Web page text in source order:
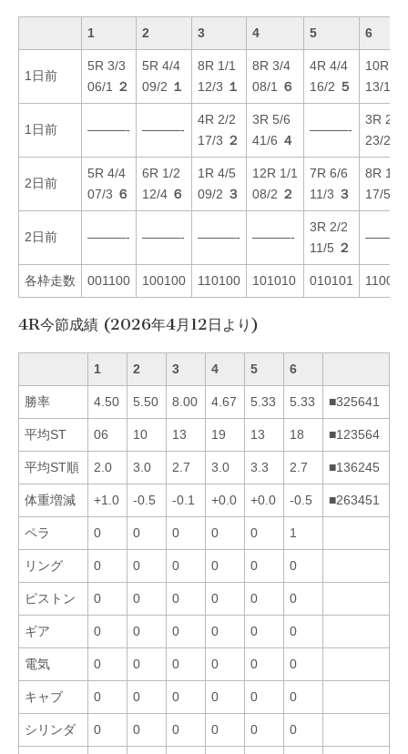
1 2 3 4 5 6
1日前
5R 3/3
06/1
２
5R 4/4
09/2 １
8R 1/1
12/3 １
8R 3/4
08/1
６
4R 4/4
16/2 ５
10R 5/
13/1
1日前 ———- ———-
4R 2/2
17/3 ２
3R 5/6
41/6 ４
———-
3R 2/2
23/2
2日前
5R 4/4
07/3 ６
6R 1/2
12/4 ６
1R 4/5
09/2 ３
12R 1/1
08/2 ２
7R 6/6
11/3 ３
8R 1/1
17/5
2日前 ———- ———- ———- ———-
3R 2/2
11/5 ２
———-
各枠走数 001100 100100 110100 101010 010101 110010
4R今節成績 (2026年4月12日より)
1 2 3 4 5 6
勝率 4.50 5.50 8.00 4.67 5.33 5.33 ■325641
平均ST 06 10 13 19 13 18 ■123564
平均ST順 2.0 3.0 2.7 3.0 3.3 2.7 ■136245
体重増減 +1.0 -0.5 -0.1 +0.0 +0.0 -0.5 ■263451
ペラ 0 0 0 0 0 1
リング 0 0 0 0 0 0
ピストン 0 0 0 0 0 0
ギア 0 0 0 0 0 0
電気 0 0 0 0 0 0
キャブ 0 0 0 0 0 0
シリンダ 0 0 0 0 0 0